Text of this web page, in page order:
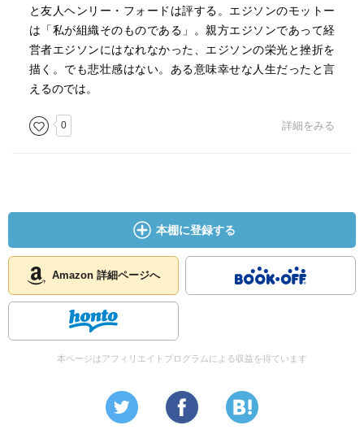
と友人ヘンリー・フォードは評する。エジソンのモットー
は「私が組織そのものである」。親方エジソンであって経
営者エジソンにはなれなかった、エジソンの栄光と挫折を
描く。でも悲壮感はない。ある意味幸せな人生だったと言
えるのでは。
0 詳細をみる
本棚に登録する
Amazon 詳細ページへ
本ページはアフィリエイトプログラムによる収益を得ています